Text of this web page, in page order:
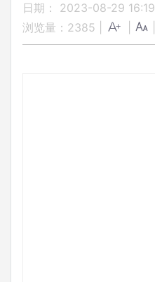
日期： 2023-08-29 16:19
浏览量： 2385